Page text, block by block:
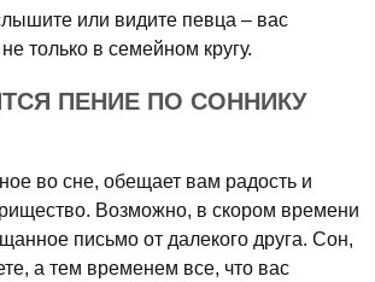
или видите певца – вас
только в семейном кругу.
ПЕНИЕ ПО СОННИКУ
во сне, обещает вам радость и
Возможно, в скором времени
письмо от далекого друга. Сон,
а тем временем все, что вас